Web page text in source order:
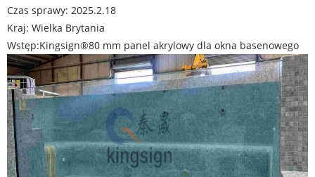
Czas sprawy: 2025.2.18
Kraj: Wielka Brytania
Wstęp:Kingsign®80 mm panel akrylowy dla okna basenowego